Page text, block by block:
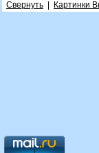
Свернуть Картинки